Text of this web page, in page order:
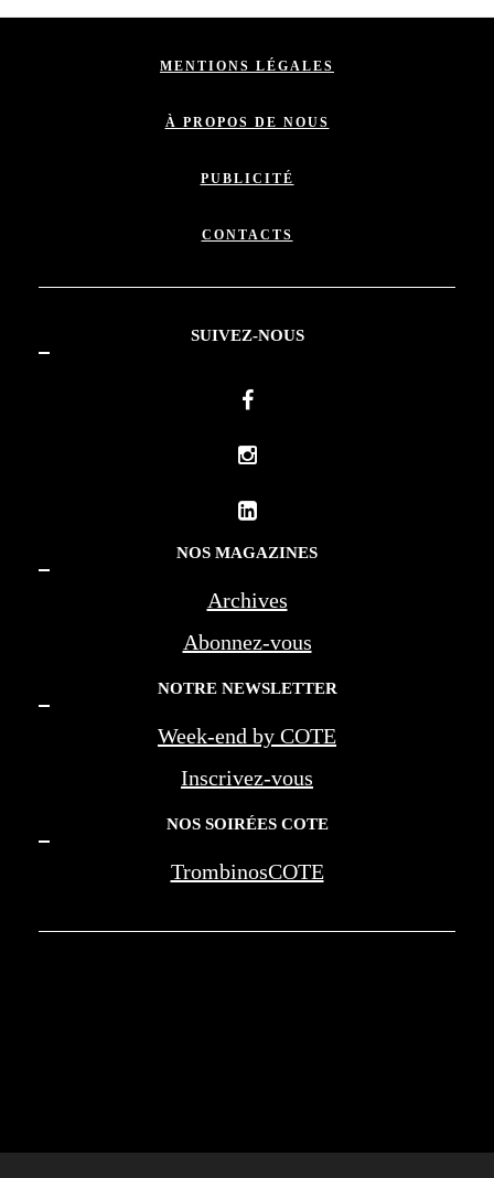
MENTIONS LÉGALES
À PROPOS DE NOUS
PUBLICITÉ
CONTACTS
SUIVEZ-NOUS
NOS MAGAZINES
Archives
Abonnez-vous
NOTRE NEWSLETTER
Week-end by COTE
Inscrivez-vous
NOS SOIRÉES COTE
TrombinosCOTE